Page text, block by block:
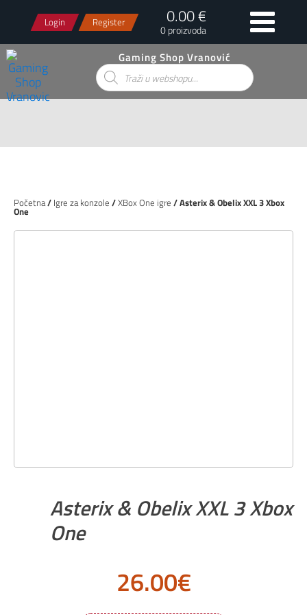
Login Register 0.00 €
0 proizvoda
Gaming Shop Vranović
Products
search
Početna/ Igre za konzole /XBox One igre / Asterix & Obelix XXL 3 Xbox
One
Asterix & Obelix XXL 3 Xbox
One
26.00€